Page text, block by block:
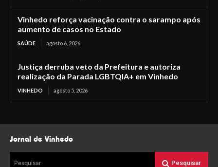
Vinhedo reforça vacinação contra o sarampo após
aumento de casos no Estado
SAÚDE agosto 6, 2026
Justiça derruba veto da Prefeitura e autoriza
realização da Parada LGBTQIA+ em Vinhedo
VINHEDO agosto 5, 2026
Jornal de Vinhedo
Pesquisar Pesquisar